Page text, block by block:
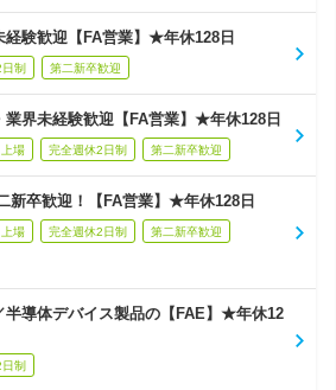
経験歓迎【FA営業】★年休128日
制 第二新卒歓迎
業界未経験歓迎【FA営業】★年休128日
上場 完全週休2日制 第二新卒歓迎
新卒歓迎！【FA営業】★年休128日
上場 完全週休2日制 第二新卒歓迎
半導体デバイス製品の【FAE】★年休12
制